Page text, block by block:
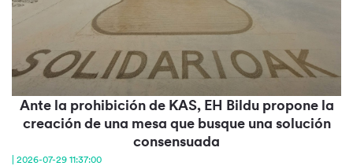
Ante la prohibición de KAS, EH Bildu propone la
creación de una mesa que busque una solución
consensuada
| 2026-07-29 11:37:00